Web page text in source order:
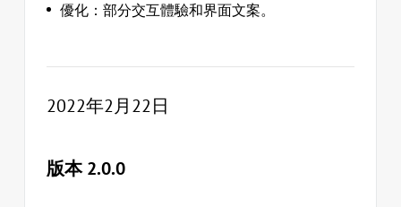
優化：部分交互體驗和界面文案。
2022年2月22日
版本 2.0.0